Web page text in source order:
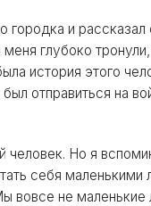
и
глубоко
история этого
отправиться на
человек. Но я
себя
вовсе не